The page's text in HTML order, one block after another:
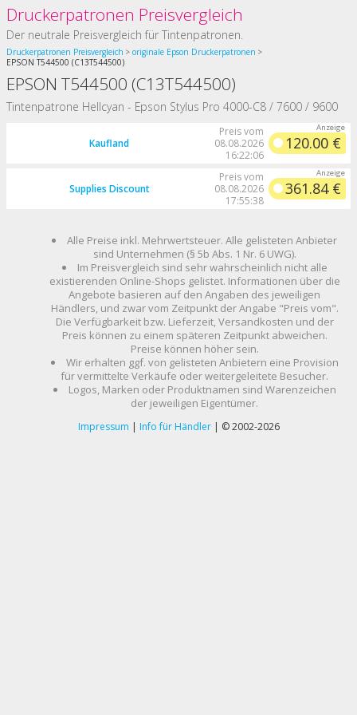
Druckerpatronen Preisvergleich
Der neutrale Preisvergleich für Tintenpatronen.
Druckerpatronen Preisvergleich
originale Epson Druckerpatronen
EPSON T544500 (C13T544500)
EPSON T544500 (C13T544500)
Tintenpatrone Hellcyan - Epson Stylus Pro 4000-C8 / 7600 / 9600
Kaufland
Preis vom
08.08.2026
16:22:06
120.00 €
Supplies Discount
Preis vom
08.08.2026
17:55:38
361.84 €
Alle Preise inkl. Mehrwertsteuer. Alle gelisteten Anbieter
sind Unternehmen (§ 5b Abs. 1 Nr. 6 UWG).
Im Preisvergleich sind sehr wahrscheinlich nicht alle
existierenden Online-Shops gelistet. Informationen über die
Angebote basieren auf den Angaben des jeweiligen
Händlers, und zwar vom Zeitpunkt der Angabe "Preis vom".
Die Verfügbarkeit bzw. Lieferzeit, Versandkosten und der
Preis können zu einem späteren Zeitpunkt abweichen.
Preise können höher sein.
Wir erhalten ggf. von gelisteten Anbietern eine Provision
für vermittelte Verkäufe oder weitergeleitete Besucher.
Logos, Marken oder Produktnamen sind Warenzeichen
der jeweiligen Eigentümer.
Impressum | Info für Händler| © 2002-2026